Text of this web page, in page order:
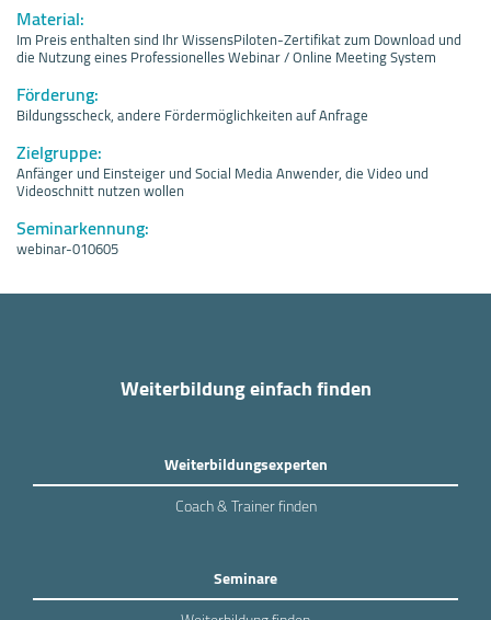
Material:
Im Preis enthalten sind Ihr WissensPiloten-Zertifikat zum Download und
die Nutzung eines Professionelles Webinar / Online Meeting System
Förderung:
Bildungsscheck, andere Fördermöglichkeiten auf Anfrage
Zielgruppe:
Anfänger und Einsteiger und Social Media Anwender, die Video und
Videoschnitt nutzen wollen
Seminarkennung:
webinar-010605
Weiterbildung einfach finden
Weiterbildungsexperten
Coach & Trainer finden
Seminare